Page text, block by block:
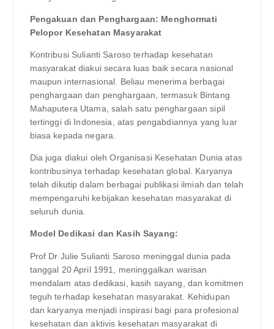
Pengakuan dan Penghargaan: Menghormati
Pelopor Kesehatan Masyarakat
Kontribusi Sulianti Saroso terhadap kesehatan
masyarakat diakui secara luas baik secara nasional
maupun internasional. Beliau menerima berbagai
penghargaan dan penghargaan, termasuk Bintang
Mahaputera Utama, salah satu penghargaan sipil
tertinggi di Indonesia, atas pengabdiannya yang luar
biasa kepada negara.
Dia juga diakui oleh Organisasi Kesehatan Dunia atas
kontribusinya terhadap kesehatan global. Karyanya
telah dikutip dalam berbagai publikasi ilmiah dan telah
mempengaruhi kebijakan kesehatan masyarakat di
seluruh dunia.
Model Dedikasi dan Kasih Sayang:
Prof Dr Julie Sulianti Saroso meninggal dunia pada
tanggal 20 April 1991, meninggalkan warisan
mendalam atas dedikasi, kasih sayang, dan komitmen
teguh terhadap kesehatan masyarakat. Kehidupan
dan karyanya menjadi inspirasi bagi para profesional
kesehatan dan aktivis kesehatan masyarakat di